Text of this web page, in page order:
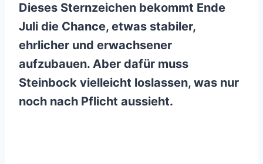
Dieses Sternzeichen bekommt Ende
Juli die Chance, etwas stabiler,
ehrlicher und erwachsener
aufzubauen. Aber dafür muss
Steinbock vielleicht loslassen, was nur
noch nach Pflicht aussieht.